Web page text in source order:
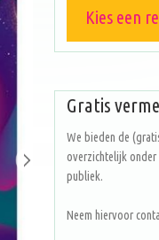
Kies een
Gratis
We bieden de
overzichtelijk onder
publiek.
Neem hiervoor